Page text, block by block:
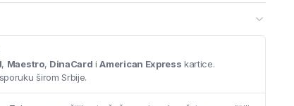
, Maestro, DinaCard iAmerican Express kartice.
širom Srbije.